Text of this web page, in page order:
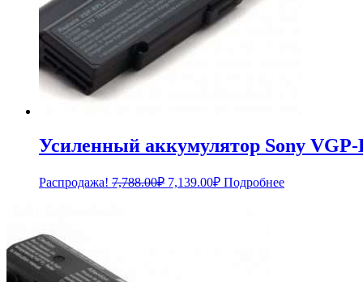
Усиленный аккумулятор Sony
Распродажа! 7,788.00₽ Первоначальная
7,139.00₽Текущая
цена:
Подробнее